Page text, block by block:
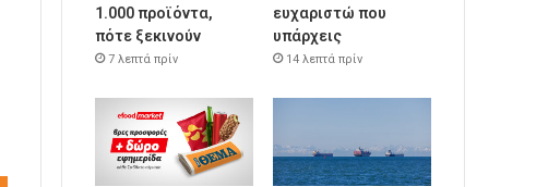
1.000 προϊόντα,
πότε ξεκινούν
7 λεπτά πρίν
ευχαριστώ που
υπάρχεις
14 λεπτά πρίν